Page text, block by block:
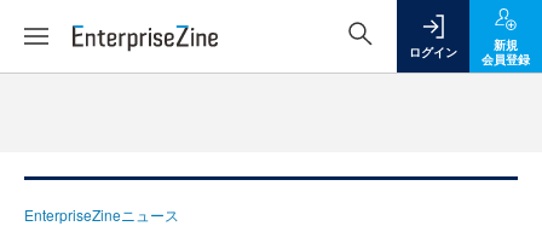
ログイン
新規
会員登録
EnterpriseZineニュース